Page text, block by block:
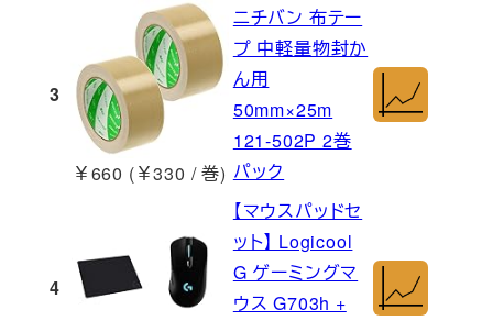
3
￥660 (￥330 / 巻)
ニチバン 布テー
プ 中軽量物封か
ん用
50mm×25m
121-502P 2巻
パック
4
【マウスパッドセ
ット】 Logicool
G ゲーミングマ
ウス G703h +